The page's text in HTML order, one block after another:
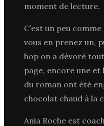
moment de lecture.
C’est un peu
vous en prenez un,
hop on a dévoré
page, encore une et
du roman ont été
chocolat chaud à la
Ania Roche est